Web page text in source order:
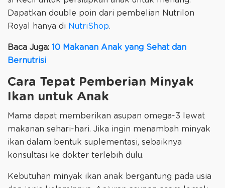
Dapatkan double poin dari pembelian Nutrilon
Royal hanya di NutriShop.
Baca Juga: 10 Makanan Anak yang Sehat dan
Bernutrisi
Cara Tepat Pemberian Minyak
Ikan untuk Anak
Mama dapat memberikan asupan omega-3 lewat
makanan sehari-hari. Jika ingin menambah minyak
ikan dalam bentuk suplementasi, sebaiknya
konsultasi ke dokter terlebih dulu.
Kebutuhan minyak ikan anak bergantung pada usia